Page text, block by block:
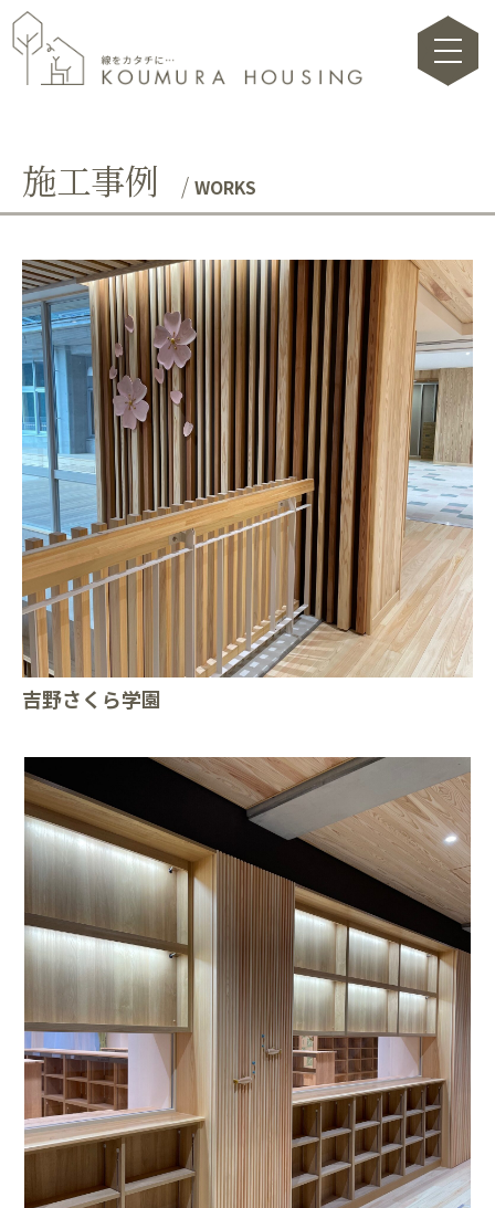
toggle
施工事例 WORKS
吉野さくら学園